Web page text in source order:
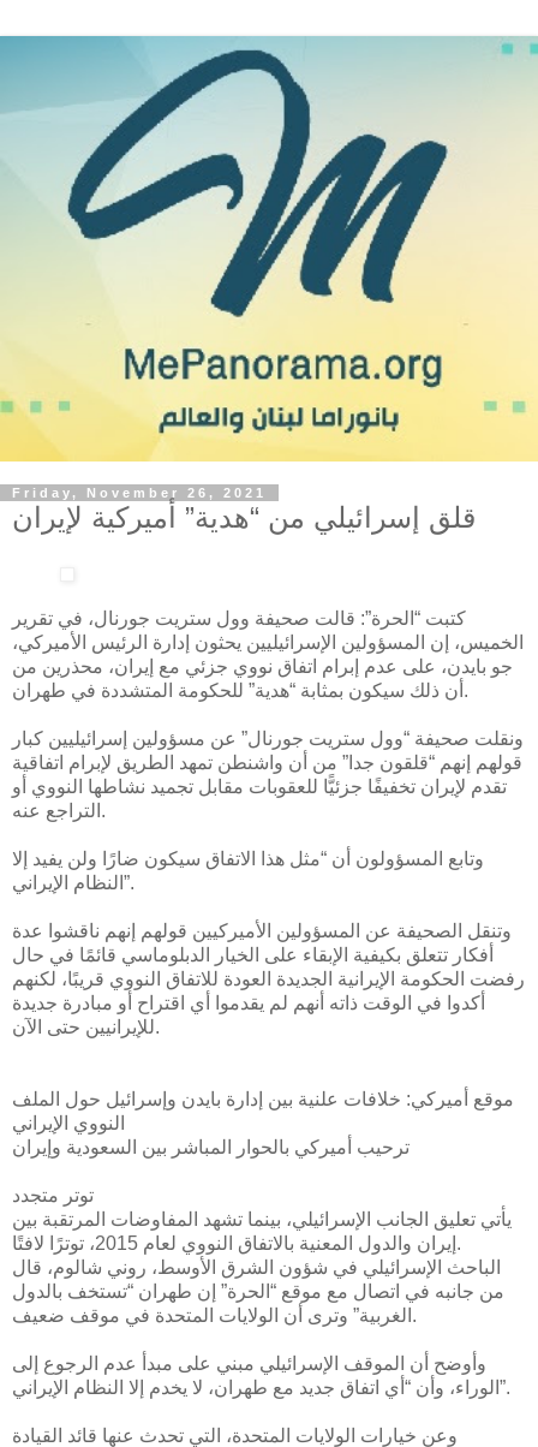
Friday, November 26, 2021
قلق إسرائيلي من “هدية” أميركية لإيران
كتبت “الحرة”: قالت صحيفة وول ستريت جورنال، في تقرير
الخميس، إن المسؤولين الإسرائيليين يحثون إدارة الرئيس الأميركي،
جو بايدن، على عدم إبرام اتفاق نووي جزئي مع إيران، محذرين من
أن ذلك سيكون بمثابة “هدية” للحكومة المتشددة في طهران.
ونقلت صحيفة “وول ستريت جورنال” عن مسؤولين إسرائيليين كبار
قولهم إنهم “قلقون جدا” من أن واشنطن تمهد الطريق لإبرام اتفاقية
تقدم لإيران تخفيفًا جزئيًّا للعقوبات مقابل تجميد نشاطها النووي أو
التراجع عنه.
وتابع المسؤولون أن “مثل هذا الاتفاق سيكون ضارًا ولن يفيد إلا
النظام الإيراني”.
وتنقل الصحيفة عن المسؤولين الأميركيين قولهم إنهم ناقشوا عدة
أفكار تتعلق بكيفية الإبقاء على الخيار الدبلوماسي قائمًا في حال
رفضت الحكومة الإيرانية الجديدة العودة للاتفاق النووي قريبًا، لكنهم
أكدوا في الوقت ذاته أنهم لم يقدموا أي اقتراح أو مبادرة جديدة
للإيرانيين حتى الآن.
موقع أميركي: خلافات علنية بين إدارة بايدن وإسرائيل حول الملف
النووي الإيراني
ترحيب أميركي بالحوار المباشر بين السعودية وإيران
توتر متجدد
يأتي تعليق الجانب الإسرائيلي، بينما تشهد المفاوضات المرتقبة بين
إيران والدول المعنية بالاتفاق النووي لعام 2015، توترًا لافتًا.
الباحث الإسرائيلي في شؤون الشرق الأوسط، روني شالوم، قال
من جانبه في اتصال مع موقع “الحرة” إن طهران “تستخف بالدول
الغربية” وترى أن الولايات المتحدة في موقف ضعيف.
وأوضح أن الموقف الإسرائيلي مبني على مبدأ عدم الرجوع إلى
الوراء، وأن “أي اتفاق جديد مع طهران، لا يخدم إلا النظام الإيراني”.
وعن خيارات الولايات المتحدة، التي تحدث عنها قائد القيادة